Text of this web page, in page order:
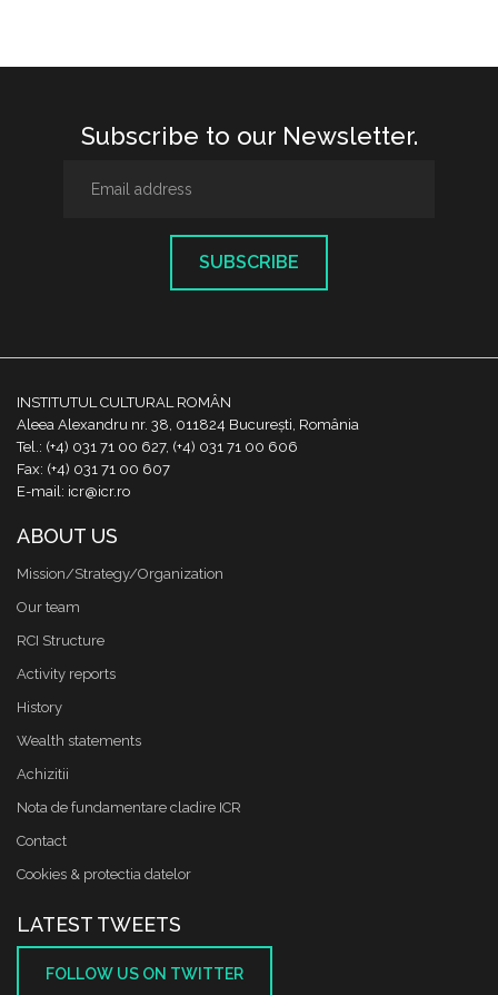
Subscribe to our Newsletter.
SUBSCRIBE
INSTITUTUL CULTURAL ROMÂN
Aleea Alexandru nr. 38, 011824 București, România
Tel.: (+4) 031 71 00 627, (+4) 031 71 00 606
Fax: (+4) 031 71 00 607
E-mail: icr@icr.ro
ABOUT US
Mission/Strategy/Organization
Our team
RCI Structure
Activity reports
History
Wealth statements
Achizitii
Nota de fundamentare cladire ICR
Contact
Cookies & protectia datelor
LATEST TWEETS
FOLLOW US ON TWITTER